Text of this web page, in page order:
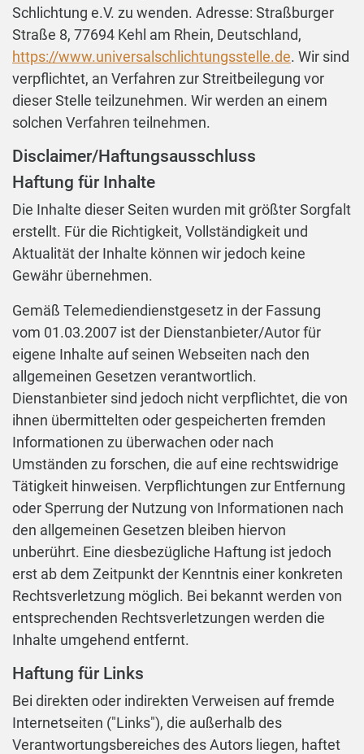
Schlichtung e.V. zu wenden. Adresse: Straßburger
Straße 8, 77694 Kehl am Rhein, Deutschland,
https://www.universalschlichtungsstelle.de. Wir sind
verpflichtet, an Verfahren zur Streitbeilegung vor
dieser Stelle teilzunehmen. Wir werden an einem
solchen Verfahren teilnehmen.
Disclaimer/Haftungsausschluss
Haftung für Inhalte
Die Inhalte dieser Seiten wurden mit größter Sorgfalt
erstellt. Für die Richtigkeit, Vollständigkeit und
Aktualität der Inhalte können wir jedoch keine
Gewähr übernehmen.
Gemäß Telemediendienstgesetz in der Fassung
vom 01.03.2007 ist der Dienstanbieter/Autor für
eigene Inhalte auf seinen Webseiten nach den
allgemeinen Gesetzen verantwortlich.
Dienstanbieter sind jedoch nicht verpflichtet, die von
ihnen übermittelten oder gespeicherten fremden
Informationen zu überwachen oder nach
Umständen zu forschen, die auf eine rechtswidrige
Tätigkeit hinweisen. Verpflichtungen zur Entfernung
oder Sperrung der Nutzung von Informationen nach
den allgemeinen Gesetzen bleiben hiervon
unberührt. Eine diesbezügliche Haftung ist jedoch
erst ab dem Zeitpunkt der Kenntnis einer konkreten
Rechtsverletzung möglich. Bei bekannt werden von
entsprechenden Rechtsverletzungen werden die
Inhalte umgehend entfernt.
Haftung für Links
Bei direkten oder indirekten Verweisen auf fremde
Internetseiten ("Links"), die außerhalb des
Verantwortungsbereiches des Autors liegen, haftet